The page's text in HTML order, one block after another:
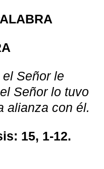
Señor le
Señor lo tuvo
alianza con él.
15, 1-12.